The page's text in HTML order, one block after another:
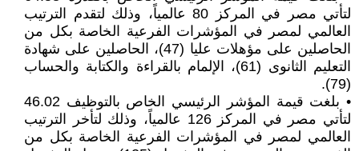
لتأتي مصر في المركز 80 عالمياً، وذلك لتقدم الترتيب
العالمي لمصر في المؤشرات الفرعية الخاصة بكل من
الحاصلين على مؤهلات عليا (47)، الحاصلين على شهادة
التعليم الثانوى (61)، الإلمام بالقراءة والكتابة والحساب
(79).
• بلغت قيمة المؤشر الرئيسي الخاص بالتوظيف 46.02
لتأتي مصر في المركز 126 عالمياً، وذلك لتأخر الترتيب
العالمي لمصر في المؤشرات الفرعية الخاصة بكل من